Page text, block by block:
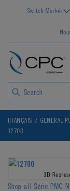
Switch Market
FRANÇAIS GENERAL
12700
3D
Shop all Série PMC